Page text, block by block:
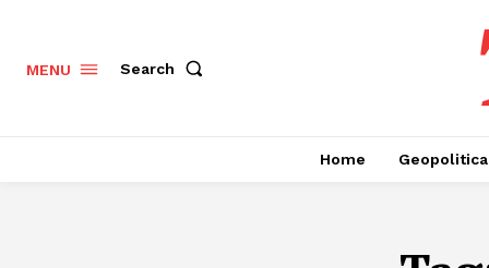
MENU Search
Home Geopolitica